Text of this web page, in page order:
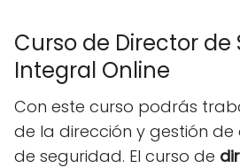
Curso de Director de
Integral Online
Con este curso podrás
de la dirección y gestión
de seguridad. El curso de